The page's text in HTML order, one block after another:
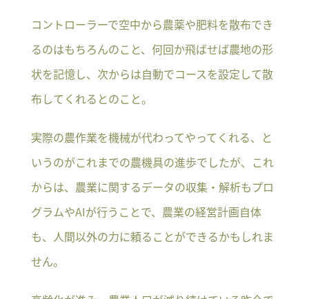
コントローラーで空中から農薬や肥料を散布でき
るのはもちろんのこと、何回か飛ばせば農地の形
状を記憶し、次からは自動でコースを設定して散
布してくれるとのこと。
実際の農作業を機械が代わってやってくれる、と
いうのがこれまでの農機具の進歩でしたが、これ
からは、農業に関するデータの収集・解析もプロ
グラムやAIが行うことで、農業の経営計画自体
も、人間以外の力に頼ることができるかもしれま
せん。